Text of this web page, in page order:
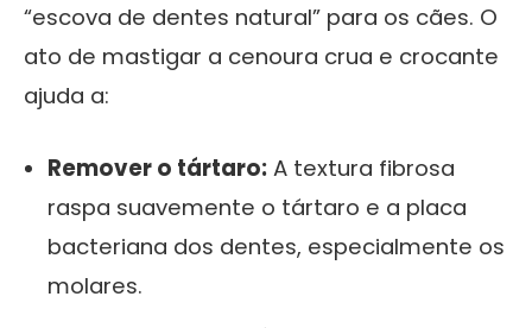
“escova de dentes natural” para os cães. O
ato de mastigar a cenoura crua e crocante
ajuda a:
Remover o tártaro: A textura fibrosa
raspa suavemente o tártaro e a placa
bacteriana dos dentes, especialmente os
molares.